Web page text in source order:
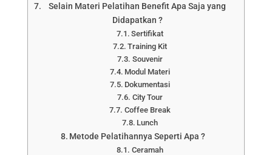
Selain Materi Pelatihan Benefit Apa Saja yang
Didapatkan ?
Sertifikat
Training Kit
Souvenir
Modul Materi
Dokumentasi
City Tour
Coffee Break
Lunch
Metode Pelatihannya Seperti Apa ?
Ceramah